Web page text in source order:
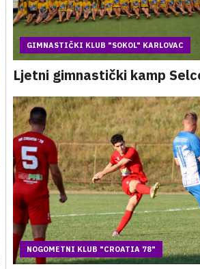
GIMNASTIČKI KLUB "SOKOL" KARLOVAC
Ljetni gimnastički kamp
NOGOMETNI KLUB "CROATIA 78"